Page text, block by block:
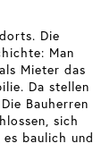
Die
Man
Mieter das
Da stellen
Bauherren
sich
baulich und